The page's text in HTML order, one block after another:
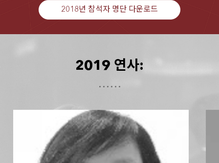
2018년 참석자 명단 다운로드
2019 연사: